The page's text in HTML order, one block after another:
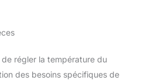
régler la température du
des besoins spécifiques de